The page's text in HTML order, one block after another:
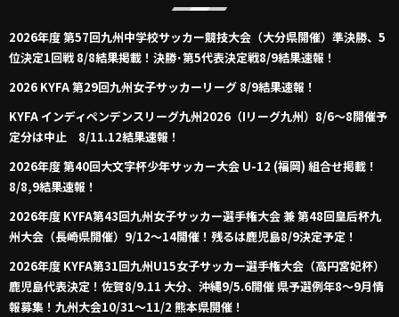
2026年度 第57回九州中学校サッカー競技大会（大分県開催）準決勝、5
位決定1回戦 8/8結果掲載！決勝･第5代表決定戦8/9結果速報！
2026 KYFA 第29回九州女子サッカーリーグ 8/9結果速報！
KYFA インディペンデンスリーグ九州2026（Iリーグ九州）8/6～8開催予
定分は中止 8/11.12結果速報！
2026年度 第40回大文字杯少年サッカー大会 U-12 (福岡) 組合せ掲載！
8/8,9結果速報！
2026年度 KYFA第43回九州女子サッカー選手権大会 兼 第48回皇后杯九
州大会（長崎県開催）9/12～14開催！残るは鹿児島8/9決定予定！
2026年度 KYFA第31回九州U15女子サッカー選手権大会（高円宮妃杯）
鹿児島代表決定！佐賀8/9.11 大分、沖縄9/5.6開催 県予選例年8～9月情
報募集！九州大会10/31～11/2 熊本県開催！